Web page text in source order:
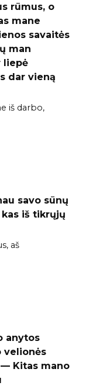
rūmus, o
mane
savaitės
man
liepė
dar vieną
iš darbo,
savo sūnų
iš tikrųjų
aš
anytos
velionės
Kitas mano